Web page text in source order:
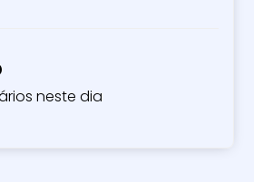
neste dia